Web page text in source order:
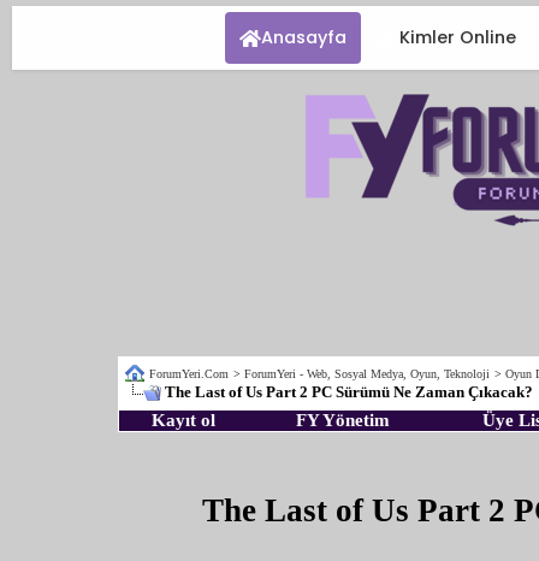
Anasayfa Kimler Online
ForumYeri.Com > ForumYeri - Web, Sosyal Medya, Oyun, Teknoloji > Oyun
The Last of Us Part 2 PC Sürümü Ne Zaman Çıkacak?
Kayıt ol FY Yönetim Üye
The Last of Us Part 2